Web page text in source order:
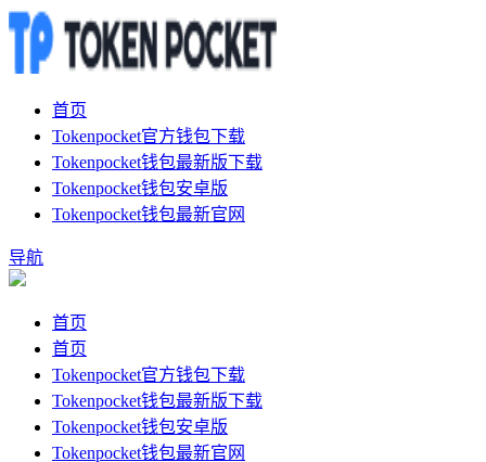
首页
Tokenpocket官方钱包下载
Tokenpocket钱包最新版下载
Tokenpocket钱包安卓版
Tokenpocket钱包最新官网
导航
首页
首页
Tokenpocket官方钱包下载
Tokenpocket钱包最新版下载
Tokenpocket钱包安卓版
Tokenpocket钱包最新官网